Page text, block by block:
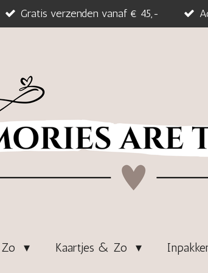
Gratis verzenden vanaf € 45,-
Kaartjes & Zo